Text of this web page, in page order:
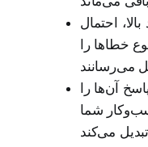
احتمال
خطاها را
آن‌ها را
شما